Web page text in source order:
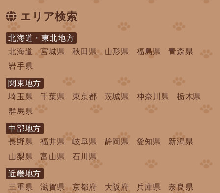
エリア検索
北海道・東北地方
北海道
宮城県 秋田県 山形県 福島県
青森県
岩手県
関東地方
埼玉県
千葉県 東京都 茨城県 神奈川県
栃木県
群馬県
中部地方
長野県
福井県 岐阜県 静岡県 愛知県
新潟県
山梨県
富山県 石川県
近畿地方
三重県
滋賀県 京都府 大阪府 兵庫県
奈良県